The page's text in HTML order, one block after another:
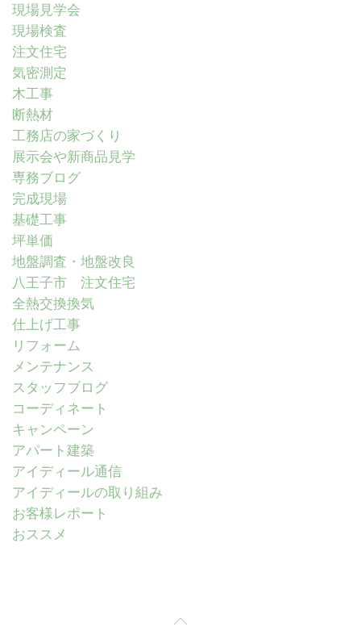
現場見学会
現場検査
注文住宅
気密測定
木工事
断熱材
工務店の家づくり
展示会や新商品見学
専務ブログ
完成現場
基礎工事
坪単価
地盤調査・地盤改良
八王子市 注文住宅
全熱交換換気
仕上げ工事
リフォーム
メンテナンス
スタッフブログ
コーディネート
キャンペーン
アパート建築
アイディール通信
アイディールの取り組み
お客様レポート
おススメ